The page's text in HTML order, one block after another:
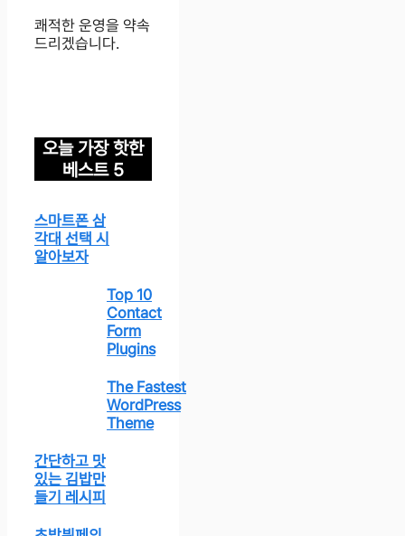
쾌적한 운영을 약속
드리겠습니다.
오늘 가장 핫한
베스트 5
스마트폰 삼
각대 선택 시
알아보자
Top 10
Contact
Form
Plugins
The Fastest
WordPress
Theme
간단하고 맛
있는 김밥만
들기 레시피